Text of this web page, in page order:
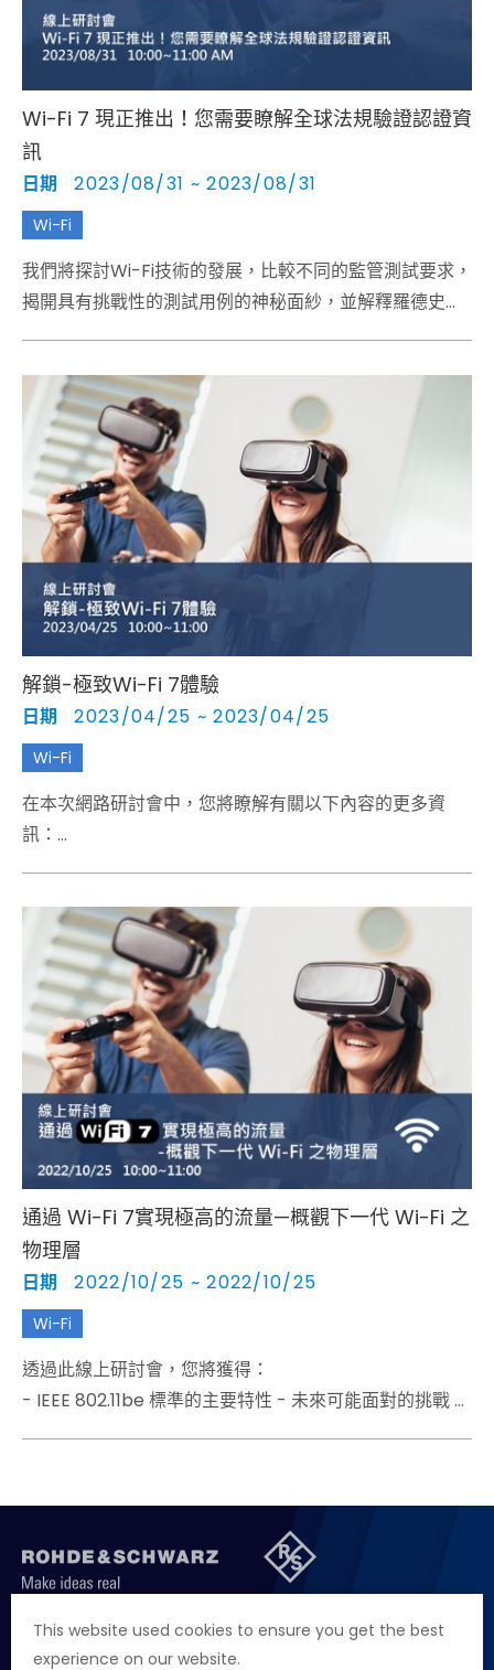
This website used cookies to ensure you get the best
experience on our website.
Wi-Fi 7 現正推出！您需要瞭解全球法規驗證認證資
訊
日期 2023/08/31 ~ 2023/08/31
Wi-Fi
我們將探討Wi-Fi技術的發展，比較不同的監管測試要求，
揭開具有挑戰性的測試用例的神秘面紗，並解釋羅德史瓦
解鎖-極致Wi-Fi 7體驗
日期 2023/04/25 ~ 2023/04/25
Wi-Fi
在本次網路研討會中，您將瞭解有關以下內容的更多資
訊：
決方案
通過 Wi-Fi 7實現極高的流量—概觀下一代 Wi-Fi 之
物理層
日期 2022/10/25 ~ 2022/10/25
Wi-Fi
透過此線上研討會，您將獲得：
- IEEE 802.11be 標準的主要特性 - 未來可能面對的挑戰 -
聯絡我們 徵才資訊 隱私權政策 網站聲明
地址 台北市114內湖區堤頂大道二段89號4樓